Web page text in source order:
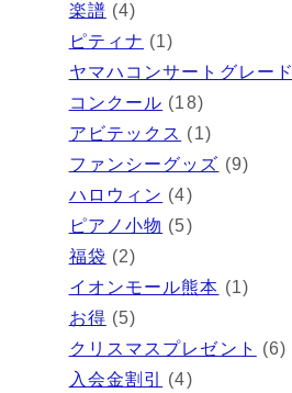
楽譜 (4)
ピティナ (1)
ヤマハコンサートグレード
コンクール (18)
アビテックス (1)
ファンシーグッズ (9)
ハロウィン (4)
ピアノ小物 (5)
福袋 (2)
イオンモール熊本 (1)
お得 (5)
クリスマスプレゼント
(6)
入会金割引
(4)